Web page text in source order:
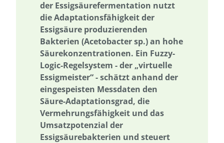
Ressourcenbewirtschaftung Ressourceneffizienz
Ressourcennutzung Ressourcenschonung
Ländliche Regionen Saarland Sachsen Sachsen-Anhalt
Saisonalität Schleswig-Holstein Schutz der Biodiversität
Schutz national wertvoller Kulturgüter Saisonalität
Stipendienprogramm Storytelling Storytelling
Strategie zur Sicherung und Bewahrung
Strategie zur Sicherung und Bewahrung Nachhaltigkeit
Nachhaltigkeitsbildung Nachhaltigkeitskom-petenzen
der Essigsäurefermentation nutzt
die Adaptationsfähigkeit der
Essigsäure produzierenden
Bakterien (Acetobacter sp.) an hohe
Säurekonzentrationen. Ein Fuzzy-
Logic-Regelsystem - der „virtuelle
Essigmeister“ - schätzt anhand der
eingespeisten Messdaten den
Säure-Adaptationsgrad, die
Vermehrungsfähigkeit und das
Umsatzpotenzial der
Essigsäurebakterien und steuert